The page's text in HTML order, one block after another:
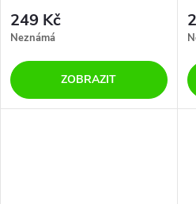
249 Kč
Neznámá
ZOBRAZIT